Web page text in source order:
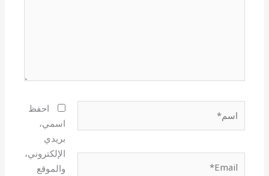
احفظ
اسمي،
بريدي
الإلكتروني،
والموقع